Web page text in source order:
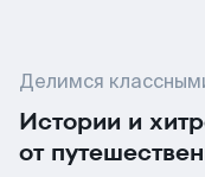
Делимся
Истории и
от